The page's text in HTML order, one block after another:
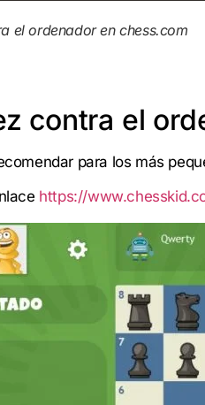
el ordenador en chess.com
contra el
para los más
https://